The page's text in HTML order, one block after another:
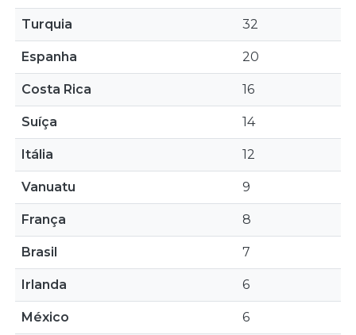
Turquia 32
Espanha 20
Costa Rica 16
Suíça 14
Itália 12
Vanuatu 9
França 8
Brasil 7
Irlanda 6
México 6